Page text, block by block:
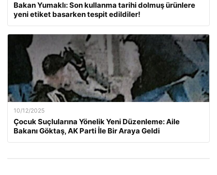
Bakan Yumaklı: Son kullanma tarihi dolmuş ürünlere
yeni etiket basarken tespit edildiler!
10/12/2025
Çocuk Suçlularına Yönelik Yeni Düzenleme: Aile
Bakanı Göktaş, AK Parti İle Bir Araya Geldi